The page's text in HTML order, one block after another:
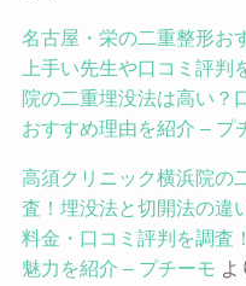
名古屋・栄の二重整形お
上手い先生や口コミ評判
院の二重埋没法は高い？
おすすめ理由を紹介 – プ
高須クリニック横浜院の
査！埋没法と切開法の違
料金・口コミ評判を調査
魅力を紹介 – プチーモ よ